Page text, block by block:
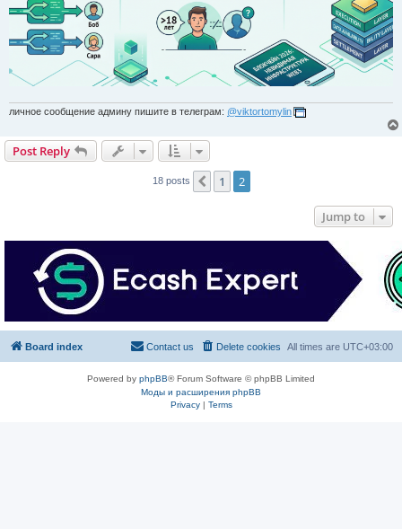
личное сообщение админу пишите в телеграм: @viktortomylin
Post Reply
18 posts Previous
1 2
Jump to
Board index All times are UTC+03:00
Delete cookies
Contact us
Powered by phpBB® Forum Software © phpBB Limited
Моды и расширения phpBB
Privacy| Terms